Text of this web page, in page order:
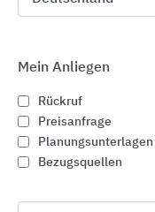
Mein Anliegen
Rückruf
Preisanfrage
Planungsunterlagen
Bezugsquellen